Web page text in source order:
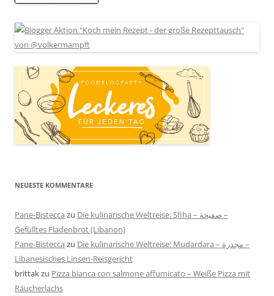
NEUESTE KOMMENTARE
Pane-Bistecca zu Die kulinarische Weltreise: Sfiha – صفيحة –
Gefülltes Fladenbrot (Libanon)
Pane-Bistecca zu Die kulinarische Weltreise: Mudardara – مجدرة –
Libanesisches Linsen-Reisgericht
brittakzu Pizza bianca con salmone affumicato – Weiße Pizza mit
Räucherlachs